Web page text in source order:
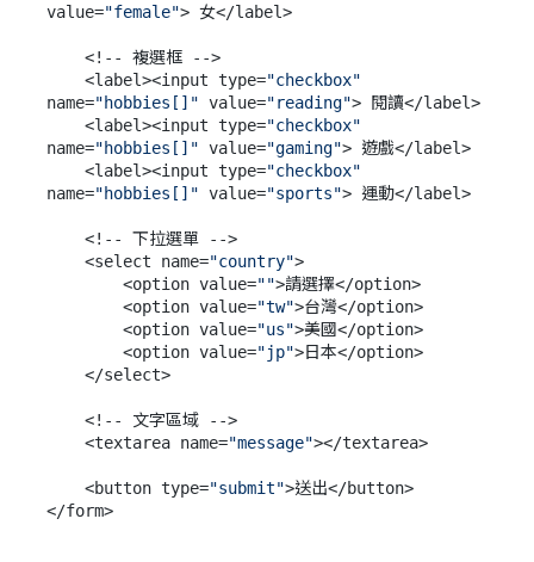
value="female"> 女</label>
    <label><input type=
"checkbox"
name="hobbies[]" value="reading"> 閱讀</label>
    <label><input type=
"checkbox"
name="hobbies[]" value="gaming"> 遊戲</label>
    <label><input type=
"checkbox"
name="hobbies[]" value="sports"> 運動</label>
    <select name=
"country">
        <option value=
"">請選擇</option>
        <option value=
"tw">台灣</option>
        <option value=
"us">美國</option>
        <option value=
"jp">日本</option>
    <textarea name=
"message"></textarea>
    <button type=
"submit">送出</button>